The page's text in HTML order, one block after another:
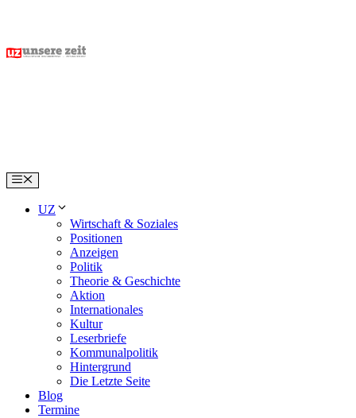
content
Menu
UZ
Wirtschaft & Soziales
Positionen
Anzeigen
Politik
Theorie & Geschichte
Aktion
Internationales
Kultur
Leserbriefe
Kommunalpolitik
Hintergrund
Die Letzte Seite
Blog
Termine